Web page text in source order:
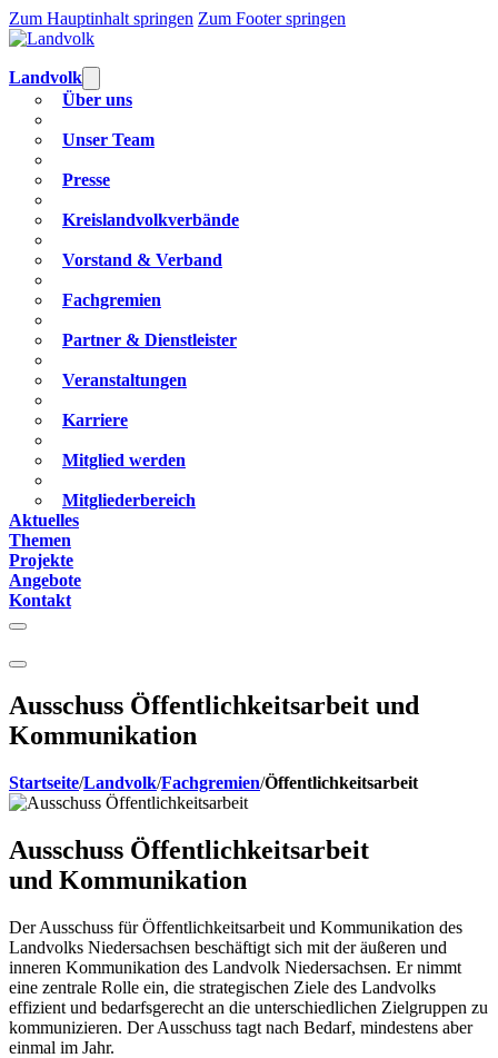
Zum Hauptinhalt springen Zum Footer springen
Landvolk
Über uns
Unser Team
Presse
Kreislandvolkverbände
Vorstand & Verband
Fachgremien
Partner & Dienstleister
Veranstaltungen
Karriere
Mitglied werden
Mitgliederbereich
Aktuelles
Themen
Projekte
Angebote
Kontakt
Ausschuss Öffentlichkeitsarbeit und
Kommunikation
Startseite/Landvolk/Fachgremien/Öffentlichkeitsarbeit
Ausschuss Öffentlichkeitsarbeit
und Kommunikation
Der Ausschuss für Öffentlichkeitsarbeit und Kommunikation des
Landvolks Niedersachsen beschäftigt sich mit der äußeren und
inneren Kommunikation des Landvolk Niedersachsen. Er nimmt
eine zentrale Rolle ein, die strategischen Ziele des Landvolks
effizient und bedarfsgerecht an die unterschiedlichen Zielgruppen zu
kommunizieren. Der Ausschuss tagt nach Bedarf, mindestens aber
einmal im Jahr.